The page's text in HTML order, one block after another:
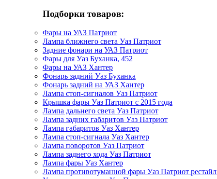
Подборки товаров:
Фары на УАЗ Патриот
Лампа ближнего света Уаз Патриот
Задние фонари на УАЗ Патриот
Фары для Уаз Буханка, 452
Фары на УАЗ Хантер
Фонарь задний Уаз Буханка
Фонарь задний на УАЗ Хантер
Лампа стоп-сигналов Уаз Патриот
Крышка фары Уаз Патриот с 2015 года
Лампа дальнего света Уаз Патриот
Лампа задних габаритов Уаз Патриот
Лампа габаритов Уаз Хантер
Лампа стоп-сигнала Уаз Хантер
Лампа поворотов Уаз Патриот
Лампа заднего хода Уаз Патриот
Лампа фары Уаз Хантер
Лампа противотуманной фары Уаз Патриот